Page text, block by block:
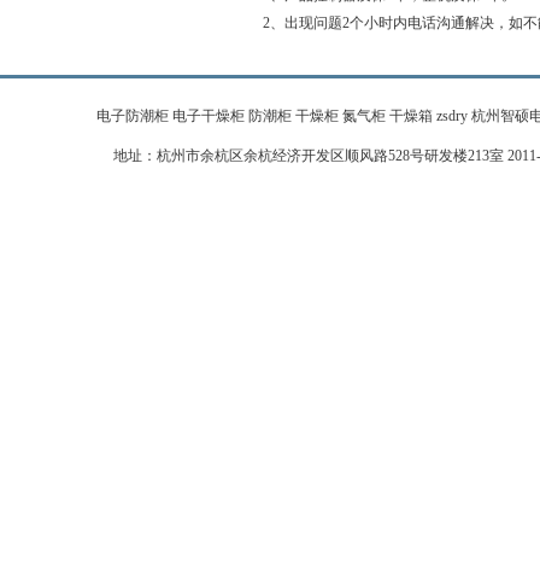
2、出现问题2个小时内电话沟通解决，如
电子防潮柜 电子干燥柜 防潮柜 干燥柜 氮气柜 干燥箱 zsdry 杭州智硕
地址：杭州市余杭区余杭经济开发区顺风路528号研发楼213室 2011-